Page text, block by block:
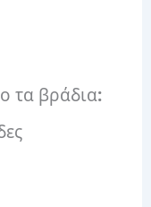
τα βράδια: